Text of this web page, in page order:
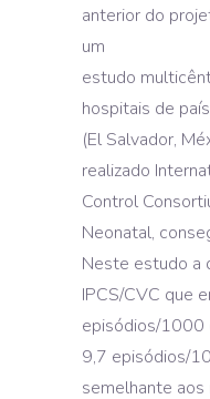
anterior do
um
estudo
hospitais de
(El Salvador,
realizado
Control
Neonatal,
Neste estudo a
IPCS/CVC que
episódios/1000
9,7 episódios/
semelhante